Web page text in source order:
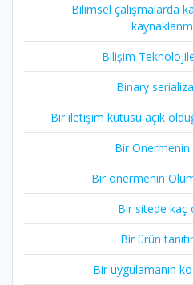
Bilimsel çalışmalarda
Bilişim
Binary
Bir iletişim kutusu açık
Bir Önermenin
Bir önermenin
Bir sitede kaç
Bir ürün
Bir uygulamanın